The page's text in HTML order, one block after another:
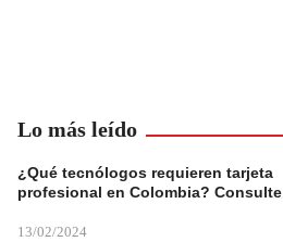
Lo más leído
¿Qué tecnólogos requieren tarjeta
profesional en Colombia? Consulte
13/02/2024